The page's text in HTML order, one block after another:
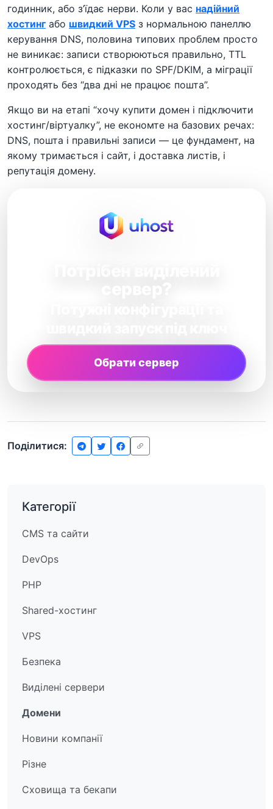
годинник, або з’їдає нерви. Коли у вас надійний
хостинг або швидкий VPS з нормальною панеллю
керування DNS, половина типових проблем просто
не виникає: записи створюються правильно, TTL
контролюється, є підказки по SPF/DKIM, а міграції
проходять без “два дні не працює пошта”.
Якщо ви на етапі “хочу купити домен і підключити
хостинг/віртуалку”, не економте на базових речах:
DNS, пошта і правильні записи — це фундамент, на
якому тримається і сайт, і доставка листів, і
репутація домену.
Обрати сервер
Поділитися:
Категорії
CMS та сайти
DevOps
PHP
Shared-хостинг
VPS
Безпека
Виділені сервери
Домени
Новини компанії
Різне
Сховища та бекапи